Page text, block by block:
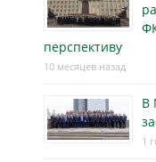
перспективу
10 месяцев назад
В
1